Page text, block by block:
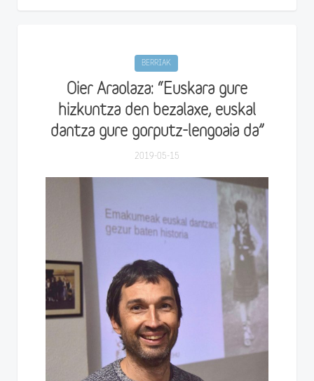
BERRIAK
Oier Araolaza: “Euskara gure
hizkuntza den bezalaxe, euskal
dantza gure gorputz-lengoaia da”
2019-05-15